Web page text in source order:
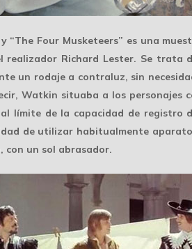
“The Four Musketeers” es una
realizador Richard Lester. Se trata
un rodaje a contraluz, sin
Watkin situaba a los personajes
límite de la capacidad de registro
de utilizar habitualmente
con un sol abrasador.